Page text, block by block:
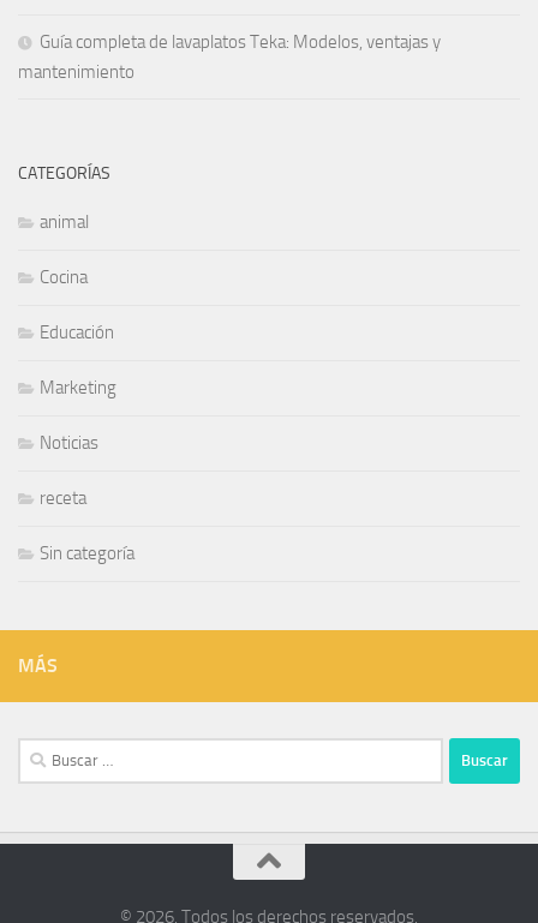
Guía completa de lavaplatos Teka: Modelos, ventajas y
mantenimiento
CATEGORÍAS
animal
Cocina
Educación
Marketing
Noticias
receta
Sin categoría
MÁS
Buscar:
© 2026. Todos los derechos reservados.